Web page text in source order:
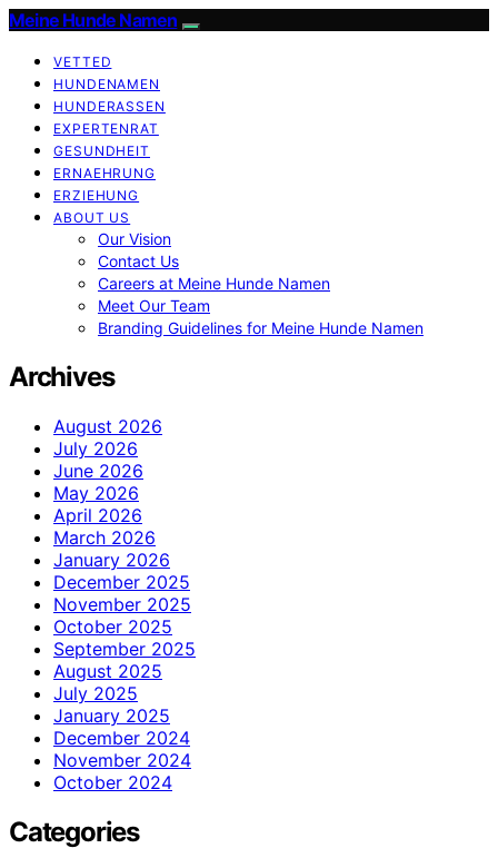
Meine Hunde Namen
VETTED
HUNDENAMEN
HUNDERASSEN
EXPERTENRAT
GESUNDHEIT
ERNAEHRUNG
ERZIEHUNG
ABOUT US
Our Vision
Contact Us
Careers at Meine Hunde Namen
Meet Our Team
Branding Guidelines for Meine Hunde Namen
Archives
August 2026
July 2026
June 2026
May 2026
April 2026
March 2026
January 2026
December 2025
November 2025
October 2025
September 2025
August 2025
July 2025
January 2025
December 2024
November 2024
October 2024
Categories